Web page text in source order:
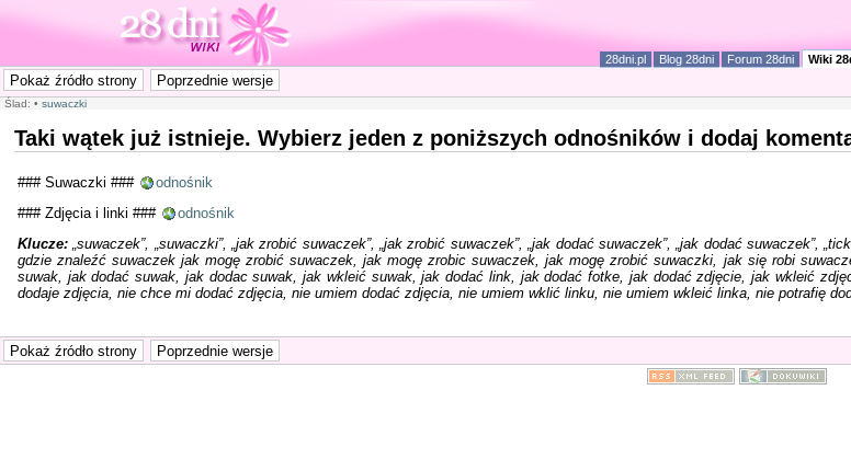
28dni.pl Blog 28dni Forum 28dni Wiki
Ślad: • suwaczki
Taki wątek już istnieje. Wybierz jeden z poniższych odnośników i dodaj
### Suwaczki ###
odnośnik
### Zdjęcia i linki ###
odnośnik
Klucze:„suwaczek”, „suwaczki”, „jak zrobić suwaczek”, „jak zrobić suwaczek”, „jak dodać suwaczek”, „jak dodać suwaczek”,
gdzie znaleźć suwaczek jak mogę zrobić suwaczek, jak mogę zrobic suwaczek, jak mogę zrobić suwaczki, jak się robi
suwak, jak dodać suwak, jak dodac suwak, jak wkleić suwak, jak dodać link, jak dodać fotke, jak dodać zdjęcie, jak wkleić
dodaje zdjęcia, nie chce mi dodać zdjęcia, nie umiem dodać zdjęcia, nie umiem wklić linku, nie umiem wkleić linka, nie potrafię